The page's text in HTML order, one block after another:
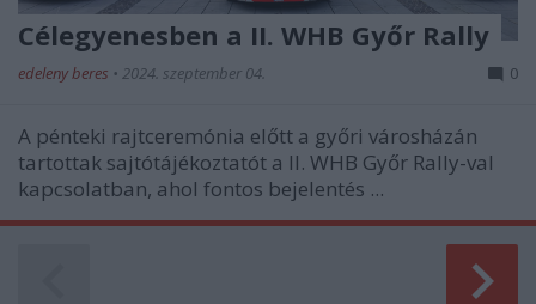
Célegyenesben a II. WHB Győr Rally
edeleny beres • 2024. szeptember 04. 0
A pénteki rajtceremónia előtt a győri városházán
tartottak sajtótájékoztatót a II. WHB Győr Rally-val
kapcsolatban, ahol fontos bejelentés ...